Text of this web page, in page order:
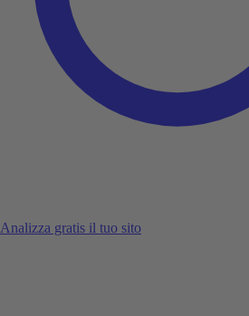
Analizza gratis il tuo sito